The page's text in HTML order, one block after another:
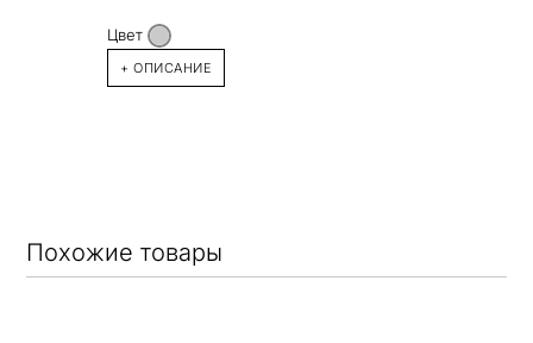
Цвет
+ ОПИСАНИЕ
Похожие товары